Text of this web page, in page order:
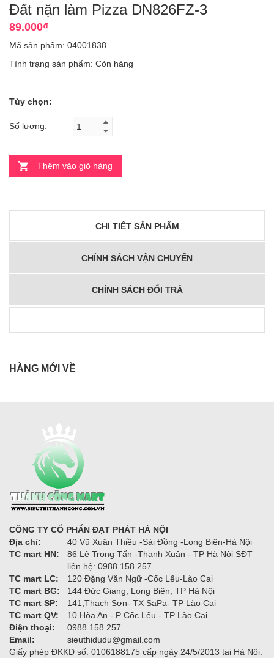
Đất nặn làm Pizza DN826FZ-3
89.000₫
Mã sản phẩm: 04001838
Tình trạng sản phẩm: Còn hàng
Tùy chọn:
Số lượng:
Thêm vào giỏ hàng
CHI TIẾT SẢN PHẨM
CHÍNH SÁCH VẬN CHUYỂN
CHÍNH SÁCH ĐỔI TRẢ
HÀNG MỚI VỀ
CÔNG TY CỔ PHẨN ĐẠT PHÁT HÀ NỘI
Địa chỉ:
40 Vũ Xuân Thiều -Sài Đồng -Long Biên-Hà Nội
TC mart HN:
86 Lê Trọng Tấn -Thanh Xuân - TP Hà Nội SĐT
liên hệ: 0988.158.257
TC mart LC:
120 Đặng Văn Ngữ -Cốc Lếu-Lào Cai
TC mart BG:
144 Đức Giang, Long Biên, TP Hà Nội
TC mart SP:
141,Thạch Sơn- TX SaPa- TP Lào Cai
TC mart QV:
10 Hòa An - P Cốc Lếu - TP Lào Cai
Điện thoại:
0988.158.257
Email:
sieuthidudu@gmail.com
Giấy phép ĐKKD số: 0106188175 cấp ngày 24/5/2013 tại Hà Nội.